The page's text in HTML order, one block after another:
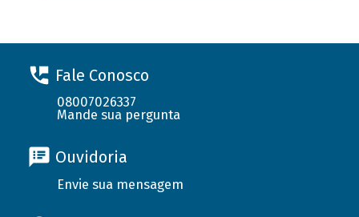
Fale Conosco
08007026337
Mande sua pergunta
Ouvidoria
Envie sua mensagem